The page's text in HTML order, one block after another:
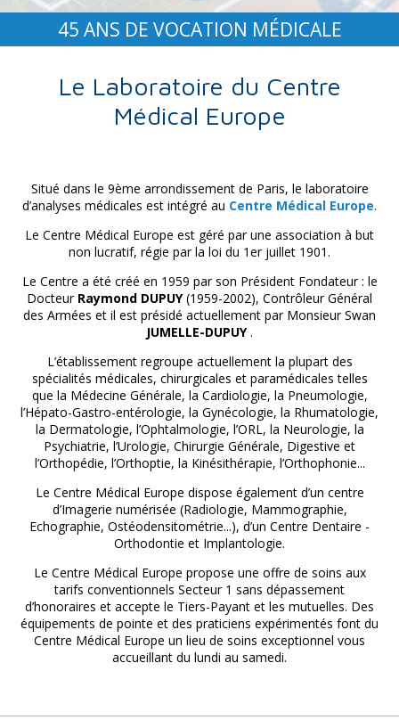
45 ANS DE VOCATION MÉDICALE
Le Laboratoire du Centre
Médical Europe
Situé dans le 9ème arrondissement de Paris, le laboratoire
d’analyses médicales est intégré au Centre Médical Europe.
Le Centre Médical Europe est géré par une association à but
non lucratif, régie par la loi du 1er juillet 1901.
Le Centre a été créé en 1959 par son Président Fondateur : le
Docteur Raymond DUPUY(1959-2002), Contrôleur Général
des Armées et il est présidé actuellement par Monsieur Swan
JUMELLE-DUPUY .
L’établissement regroupe actuellement la plupart des
spécialités médicales, chirurgicales et paramédicales telles
que la Médecine Générale, la Cardiologie, la Pneumologie,
l’Hépato-Gastro-entérologie, la Gynécologie, la Rhumatologie,
la Dermatologie, l’Ophtalmologie, l’ORL, la Neurologie, la
Psychiatrie, l’Urologie, Chirurgie Générale, Digestive et
l’Orthopédie, l’Orthoptie, la Kinésithérapie, l’Orthophonie...
Le Centre Médical Europe dispose également d’un centre
d’Imagerie numérisée (Radiologie, Mammographie,
Echographie, Ostéodensitométrie...), d’un Centre Dentaire -
Orthodontie et Implantologie.
Le Centre Médical Europe propose une offre de soins aux
tarifs conventionnels Secteur 1 sans dépassement
d’honoraires et accepte le Tiers-Payant et les mutuelles. Des
équipements de pointe et des praticiens expérimentés font du
Centre Médical Europe un lieu de soins exceptionnel vous
accueillant du lundi au samedi.